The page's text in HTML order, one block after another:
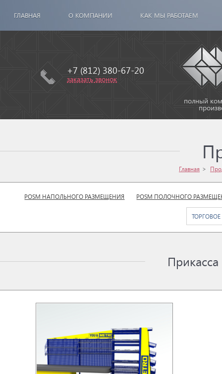
ГЛАВНАЯ О КОМПАНИИ КАК МЫ РАБОТАЕМ
+7 (812) 380-67-20
заказать звонок
полный
Главная
POSM НАПОЛЬНОГО РАЗМЕЩЕНИЯ POSM ПОЛОЧНОГО